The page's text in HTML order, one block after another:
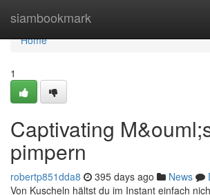
siambookmark
Home
Home
1
Captivating
pimpern
robertp851dda8 395 days ago News
Von Kuscheln hältst du im Instant einfach